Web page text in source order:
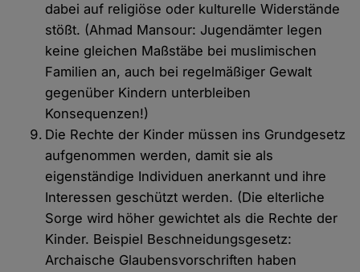
dabei auf religiöse oder kulturelle Widerstände
stößt. (Ahmad Mansour: Jugendämter legen
keine gleichen Maßstäbe bei muslimischen
Familien an, auch bei regelmäßiger Gewalt
gegenüber Kindern unterbleiben
Konsequenzen!)
Die Rechte der Kinder müssen ins Grundgesetz
aufgenommen werden, damit sie als
eigenständige Individuen anerkannt und ihre
Interessen geschützt werden. (Die elterliche
Sorge wird höher gewichtet als die Rechte der
Kinder. Beispiel Beschneidungsgesetz:
Archaische Glaubensvorschriften haben